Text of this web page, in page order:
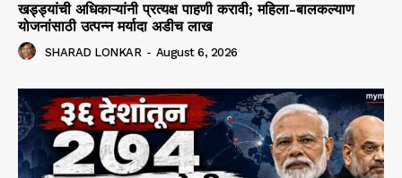
खड्ड्यांची अधिकाऱ्यांनी प्रत्यक्ष पाहणी करावी; महिला-बालकल्याण
योजनांसाठी उत्पन्न मर्यादा अडीच लाख
SHARAD LONKAR - August 6, 2026